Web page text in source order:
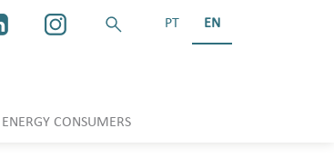
PT EN
ENERGY CONSUMERS